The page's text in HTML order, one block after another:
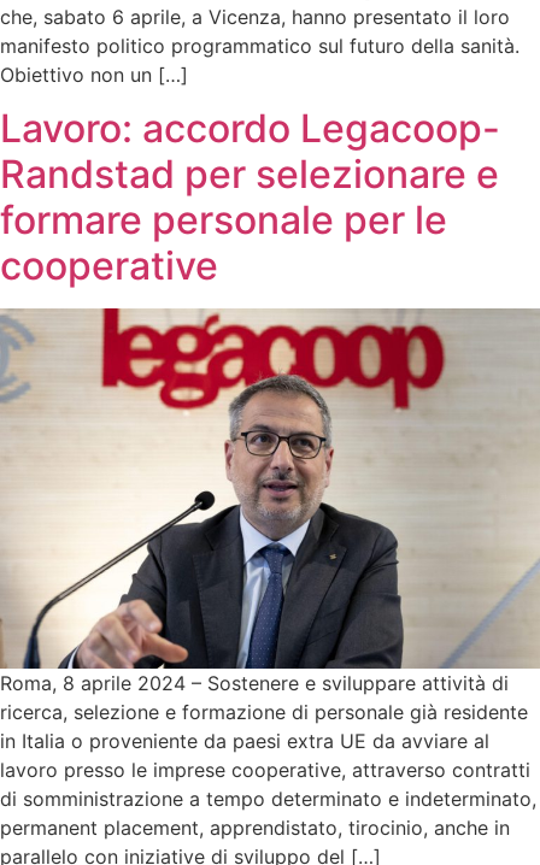
che, sabato 6 aprile, a Vicenza, hanno presentato il loro
manifesto politico programmatico sul futuro della sanità.
Obiettivo non un […]
Lavoro: accordo Legacoop-
Randstad per selezionare e
formare personale per le
cooperative
Roma, 8 aprile 2024 – Sostenere e sviluppare attività di
ricerca, selezione e formazione di personale già residente
in Italia o proveniente da paesi extra UE da avviare al
lavoro presso le imprese cooperative, attraverso contratti
di somministrazione a tempo determinato e indeterminato,
permanent placement, apprendistato, tirocinio, anche in
parallelo con iniziative di sviluppo del […]